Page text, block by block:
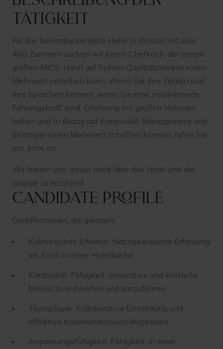
Tätigkeit
Für das beeindruckendste Hotel in Brüssel mit über
400 Zimmern suchen wir einen Chefkoch, der einem
großen MICE-Hotel auf hohem Qualitätsniveau einen
Mehrwert verleihen kann. Wenn Sie Ihre Zahlen und
Ihre Sprachen kennen, wenn Sie eine inspirierende
Führungskraft sind, Erfahrung mit großen Volumen
haben und in Bezug auf Kreativität, Management und
Strategie einen Mehrwert schaffen können, rufen Sie
uns bitte an.
Wir freuen uns, Ihnen mehr über das Hotel und die
Gruppe zu erzählen!
Candidate profile
Qualifikationen, die glänzen:
Kulinarisches Erlebnis: Nachgewiesene Erfahrung
als Koch in einer Hotelküche.
Kreativität: Fähigkeit, innovative und köstliche
Menüs zu entwerfen und auszuführen.
Teamplayer: Kollaborative Einstellung und
effektive Kommunikationsfähigkeiten.
Anpassungsfähigkeit: Fähigkeit, in einer